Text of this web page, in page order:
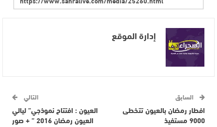
إدارة الموقع
السابق
افطار رمضان بالعيون تتخطى
9000 مستفيذ
التالي
العيون : افتتاح نموذجي” ليالي
العيون رمضان 2016 ” + صور